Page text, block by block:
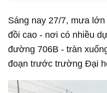
Sáng nay 27/7, mưa
đồi cao - nơi có nhiều
đường 706B - tràn
đoạn trước trường Đại